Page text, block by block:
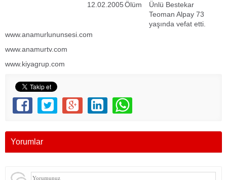
12.02.2005Ölüm
Ünlü Bestekar
Teoman Alpay 73
yaşında vefat etti.
www.anamurlununsesi.com
www.anamurtv.com
www.kiyagrup.com
Yorumlar